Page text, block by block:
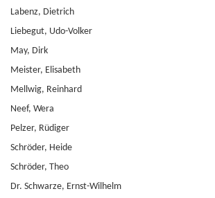
Labenz, Dietrich
Liebegut, Udo-Volker
May, Dirk
Meister, Elisabeth
Mellwig, Reinhard
Neef, Wera
Pelzer, Rüdiger
Schröder, Heide
Schröder, Theo
Dr. Schwarze, Ernst-Wilhelm